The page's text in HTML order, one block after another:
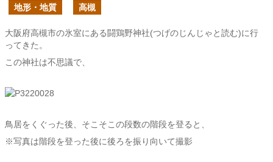
地形・地質 高槻
大阪府高槻市の氷室にある闘鶏野神社(つげのじんじゃと読む)に行
ってきた。
この神社は不思議で、
鳥居をくぐった後、そこそこの段数の階段を登ると、
※写真は階段を登った後に後ろを振り向いて撮影